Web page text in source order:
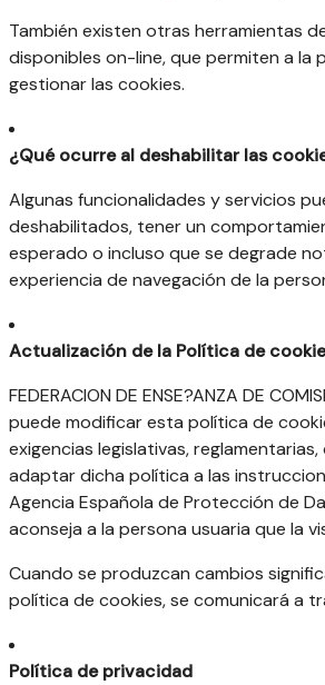
También existen otras herramientas
disponibles on-line, que permiten a la
gestionar las cookies.
¿Qué ocurre al deshabilitar las
Algunas funcionalidades y servicios
deshabilitados, tener un
esperado o incluso que se degrade
experiencia de navegación de la
Actualización de la Política de
FEDERACION DE ENSE?ANZA DE
puede modificar esta política de
exigencias legislativas,
adaptar dicha política a las
Agencia Española de Protección de
aconseja a la persona usuaria que la
Cuando se produzcan cambios
política de cookies, se comunicará a
Política de privacidad